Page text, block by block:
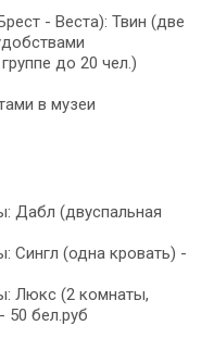
- Веста): Твин (две
до 20 чел.)
в музеи
Дабл (двуспальная
Сингл (одна кровать) -
Люкс (2 комнаты,
50 бел.руб